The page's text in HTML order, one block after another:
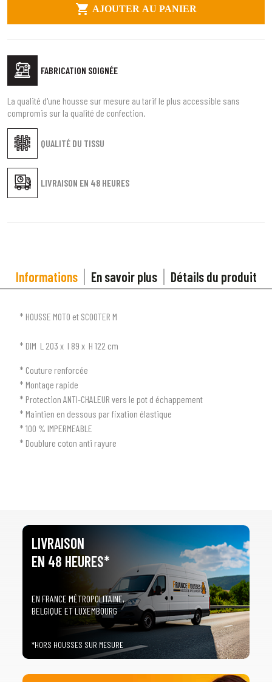
Toutes les marques
arrow_drop_down
PRÉCISEZ LE MODÈLE
arrow_drop_down
 AJOUTER AU PANIER
FABRICATION SOIGNÉE
QUALITÉ DU TISSU
LIVRAISON EN 48 HEURES
La qualité d'une housse sur mesure au tarif le plus accessible sans
compromis sur la qualité de confection.
Informations En savoir plus Détails du produit
* HOUSSE MOTO et SCOOTER M
* DIM L 203 x l 89 x H 122 cm
* Couture renforcée
* Montage rapide
* Protection ANTI-CHALEUR vers le pot d échappement
* Maintien en dessous par fixation élastique
* 100 % IMPERMEABLE
* Doublure coton anti rayure
LIVRAISON
EN 48 HEURES*
EN FRANCE MÉTROPOLITAINE,
BELGIQUE ET LUXEMBOURG
*HORS HOUSSES SUR MESURE